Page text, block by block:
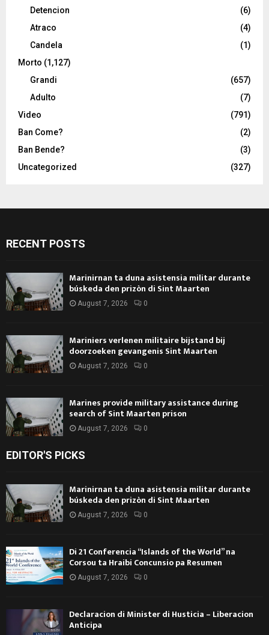
Detencion
(6)
Atraco
(4)
Candela
(1)
Morto (1,127)
Grandi
(657)
Adulto
(7)
Video
(791)
Ban Come?
(2)
Ban Bende?
(3)
Uncategorized
(327)
RECENT POSTS
Marinirnan ta duna asistensia militar durante
búskeda den prizòn di Sint Maarten
August 7, 2026 0
Mariniers verlenen militaire bijstand bij
doorzoeken gevangenis Sint Maarten
August 7, 2026 0
Marines provide military assistance during
search of Sint Maarten prison
August 7, 2026 0
EDITOR'S PICKS
Marinirnan ta duna asistensia militar durante
búskeda den prizòn di Sint Maarten
August 7, 2026 0
Di 21 Conferencia “Islands of the World” na
Corsou ta Hraibi Concunsio pa Resumen
August 7, 2026 0
Declaracion di Minister di Husticia – Liberacion
Anticipa